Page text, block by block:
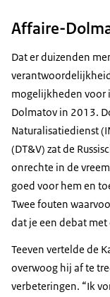
Affaire-
Dat er duizenden
mogelijkheden voor
Dolmatov in 2013.
Naturalisatiedienst
(DT&V) zat de
onrechte in de
goed voor hem en
Twee fouten
dat je een debat met
Teeven vertelde de
overwoog hij af te
verbeteringen. “Ik